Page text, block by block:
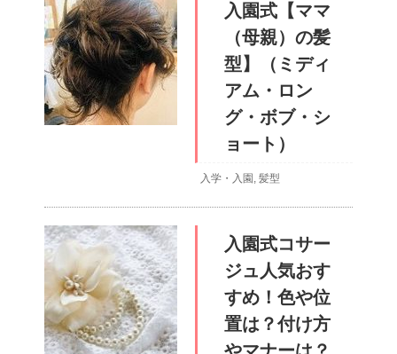
入園式【ママ
（母親）の髪
型】（ミディ
アム・ロン
グ・ボブ・シ
ョート）
入学・入園 , 髪型
入園式コサー
ジュ人気おす
すめ！色や位
置は？付け方